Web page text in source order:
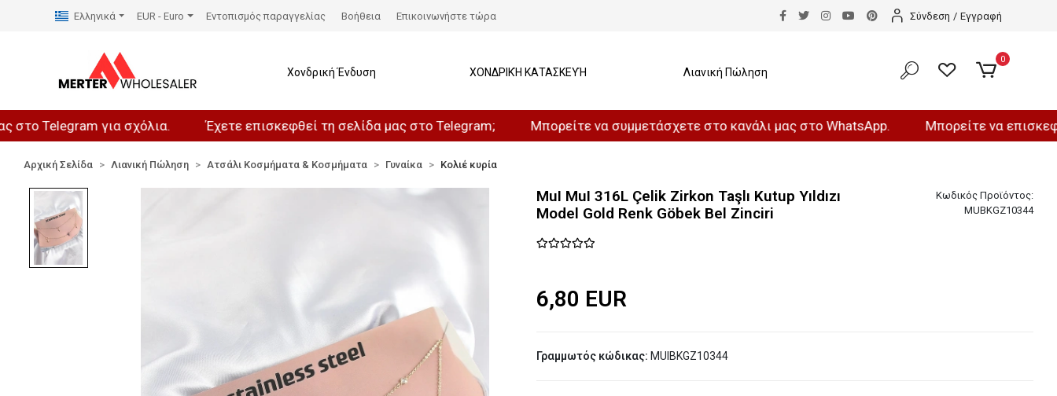
για σχόλια. Έχετε επισκεφθεί τη σελίδα μας στο Telegram; Μπορείτε να συμμετάσχετε στο κανάλι μας στο WhatsApp. Μπορείτε να επισκεφθείτε
Ελληνικά EUR - Euro Εντοπισμός παραγγελίας Βοήθεια Επικοινωνήστε τώρα Σύνδεση / Εγγραφή
Χονδρική Ένδυση ΧΟΝΔΡΙΚΉ ΚΑΤΑΣΚΕΥΉ Λιανική Πώληση
0
Αρχική Σελίδα Λιανική Πώληση Ατσάλι Κοσμήματα & Κοσμήματα Γυναίκα Κολιέ κυρία
MuI MuI 316L Çelik Zirkon Taşlı Kutup Yıldızı
Model Gold Renk Göbek Bel Zinciri
Κωδικός Προϊόντος:
MUBKGZ10344
6,80 EUR
Γραμμωτός κώδικας: MUIBKGZ10344